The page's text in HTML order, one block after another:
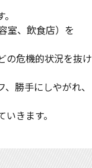
室、飲食店）を
の危機的状況を抜け
勝手にしやがれ、
きます。